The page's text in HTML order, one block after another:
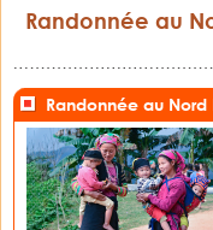
Randonnée au
Randonnée au Nord